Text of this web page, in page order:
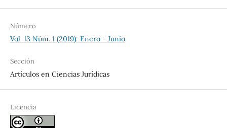
Número
Vol. 13 Núm. 1 (2019): Enero - Junio
Sección
Artículos en Ciencias Jurídicas
Licencia